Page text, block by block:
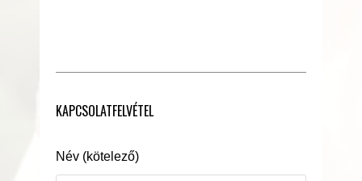
KAPCSOLATFELVÉTEL
Név (kötelező)